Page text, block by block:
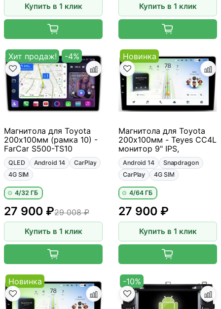
Купить в 1 клик Купить в 1 клик
Хит продаж! -4%
Магнитола для Toyota
200х100мм (рамка 10) -
FarCar S500-TS10
QLED Android 14
CarPlay
4G SIM
4/32 ГБ
29 008 ₽
27 900 ₽
Купить в 1 клик
Новинка
Магнитола для Toyota
200х100мм - Teyes CC4L
монитор 9" IPS,
Android 14
Snapdragon
CarPlay
4G SIM
4/64 ГБ
27 900 ₽
Купить в 1 клик
Новинка -10%